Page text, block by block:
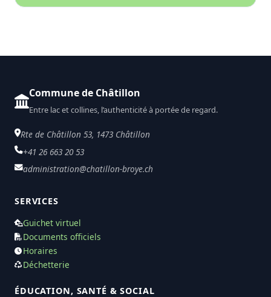
Commune de Châtillon
Entre lac et collines, l’authenticité à portée de regard.
Rte de Châtillon 53, 1473 Châtillon
+41 26 663 20 53
administration@chatillon-broye.ch
SERVICES
Guichet virtuel
Documents officiels
Horaires
Déchetterie
ÉDUCATION, SANTÉ & SOCIAL